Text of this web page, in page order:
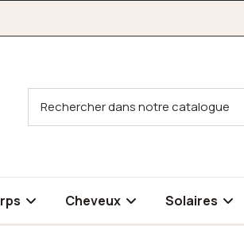
Cheveux Solaires